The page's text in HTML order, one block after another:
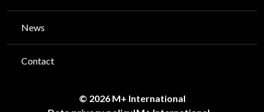
News
Contact
© 2026 M+ International